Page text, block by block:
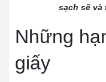
sạch sẽ
Những
giấy